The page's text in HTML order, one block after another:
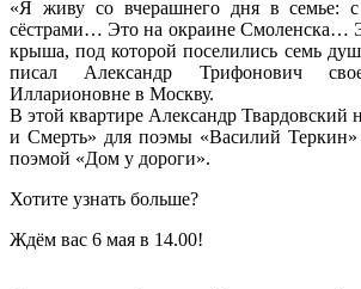
«Я живу со вчерашнего дня в семье:
сёстрами… Это на окраине Смоленска…
крыша, под которой поселились семь
писал Александр Трифонович
Илларионовне в Москву.
В этой квартире Александр Твардовский
и Смерть» для поэмы «Василий Теркин»
поэмой «Дом у дороги».
Хотите узнать больше?
Ждём вас 6 мая в 14.00!